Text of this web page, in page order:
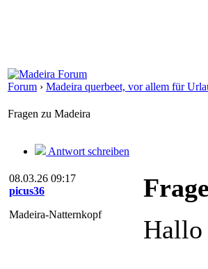
Forum › Madeira querbeet, vor allem für
Fragen zu Madeira
Antwort schreiben
08.03.26 09:17
picus36
Madeira-Natternkopf
Hallo